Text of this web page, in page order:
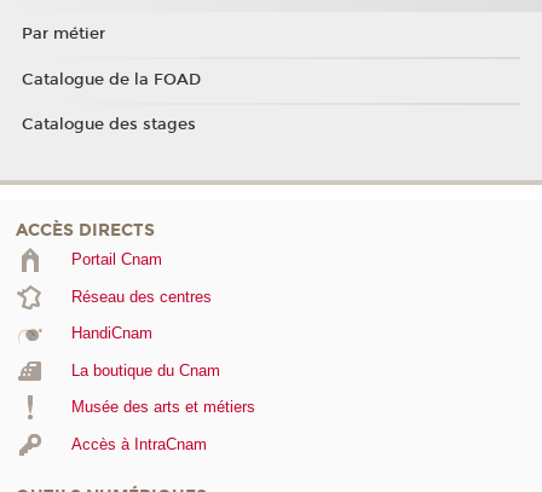
Par métier
Catalogue de la FOAD
Catalogue des stages
ACCÈS DIRECTS
Portail Cnam
Réseau des centres
HandiCnam
La boutique du Cnam
Musée des arts et métiers
Accès à IntraCnam